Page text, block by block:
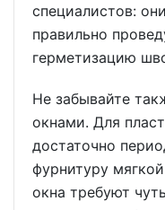
специалистов:
правильно
герметизацию
Не забывайте
окнами. Для
достаточно
фурнитуру
окна требуют